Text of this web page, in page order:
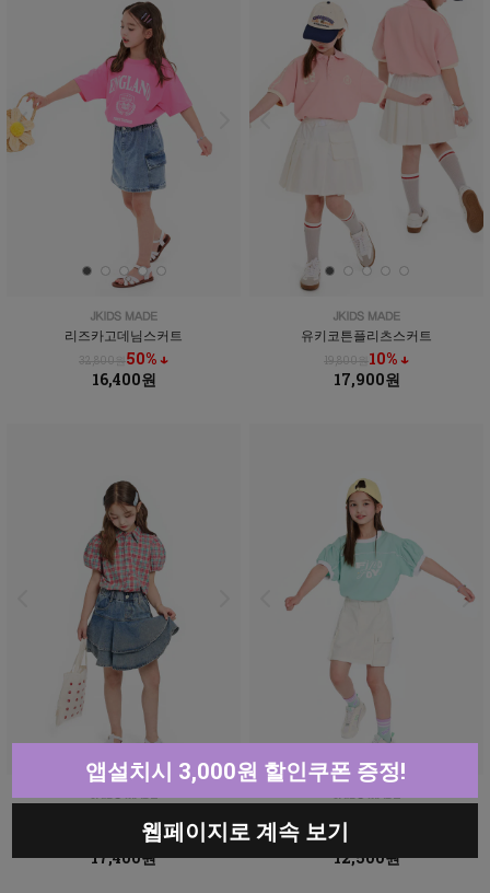
리즈카고데님스커트
32,800원50% ↓
16,400원
유키코튼플리츠스커트
19,800원10% ↓
17,900원
50% ↓
17,400원
24,900원
12,500원
앱설치시 3,000원 할인쿠폰 증정!
웹페이지로 계속 보기